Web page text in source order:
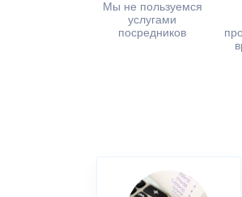
Мы не пользуемся
услугами
посредников